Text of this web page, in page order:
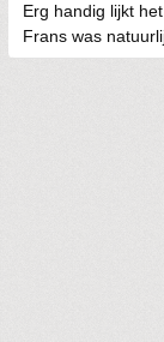
Erg handig lijkt
Frans was